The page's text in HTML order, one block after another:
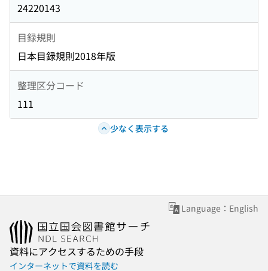
24220143
目録規則
日本目録規則2018年版
整理区分コード
111
少なく表示する
Language：English
資料にアクセスするための手段
インターネットで資料を読む